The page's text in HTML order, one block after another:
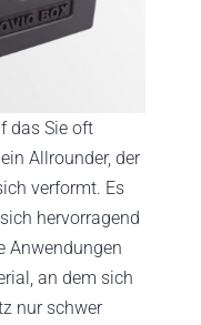
das Sie oft
Allrounder, der
verformt. Es
hervorragend
Anwendungen
an dem sich
nur schwer